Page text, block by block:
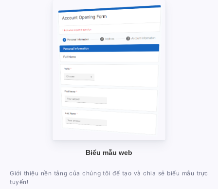
Biểu mẫu web
Giới thiệu nền tảng của chúng tôi để tạo và chia sẻ biểu mẫu trực
tuyến!